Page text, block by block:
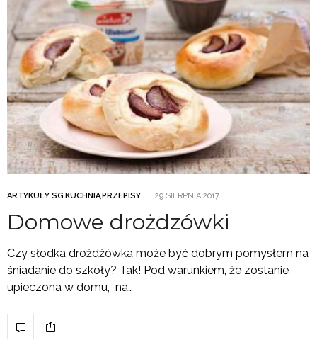
ARTYKUŁY SG,KUCHNIA,PRZEPISY 29 SIERPNIA 2017
Domowe drożdzówki
Czy słodka drożdżówka może być dobrym pomysłem na
śniadanie do szkoły? Tak! Pod warunkiem, że zostanie
upieczona w domu, na…